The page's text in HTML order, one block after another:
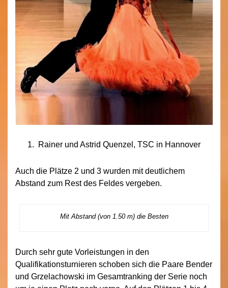
1. Rainer und Astrid Quenzel, TSC in Hannover
Auch die Plätze 2 und 3 wurden mit deutlichem
Abstand zum Rest des Feldes vergeben.
Mit Abstand (von 1.50 m) die Besten
Durch sehr gute Vorleistungen in den
Qualifikationsturnieren schoben sich die Paare Bender
und Grzelachowski im Gesamtranking der Serie noch